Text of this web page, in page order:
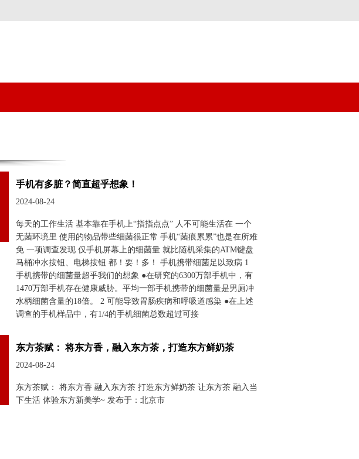
手机有多脏？简直超乎想象！
2024-08-24
每天的工作生活 基本靠在手机上“指指点点” 人不可能生活在 一个
无菌环境里 使用的物品带些细菌很正常 手机“菌痕累累”也是在所难
免 一项调查发现 仅手机屏幕上的细菌量 就比随机采集的ATM键盘
马桶冲水按钮、电梯按钮 都！要！多！ 手机携带细菌足以致病 1
手机携带的细菌量超乎我们的想象 ●在研究的6300万部手机中，有
1470万部手机存在健康威胁。平均一部手机携带的细菌量是男厕冲
水柄细菌含量的18倍。 2 可能导致胃肠疾病和呼吸道感染 ●在上述
调查的手机样品中，有1/4的手机细菌总数超过可接
东方茶赋： 将东方香，融入东方茶，打造东方鲜奶茶
2024-08-24
东方茶赋： 将东方香 融入东方茶 打造东方鲜奶茶 让东方茶 融入当
下生活 体验东方新美学~ 发布于：北京市